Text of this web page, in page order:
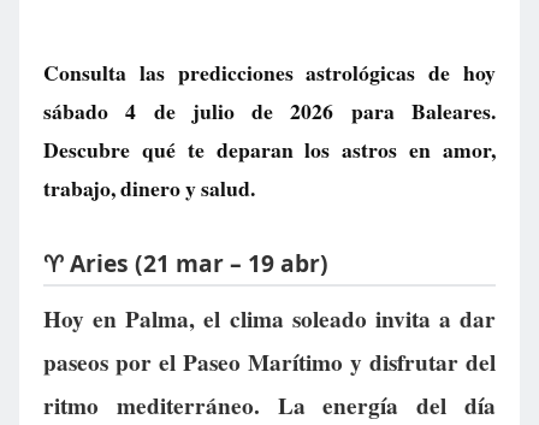
Consulta las predicciones astrológicas de hoy
sábado 4 de julio de 2026 para Baleares.
Descubre qué te deparan los astros en amor,
trabajo, dinero y salud.
♈ Aries (21 mar – 19 abr)
Hoy en Palma, el clima soleado invita a dar
paseos por el Paseo Marítimo y disfrutar del
ritmo mediterráneo. La energía del día